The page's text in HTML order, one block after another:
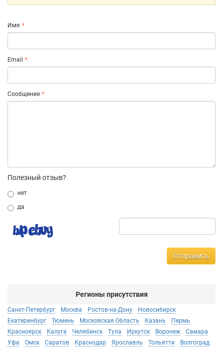
Имя
Email
Сообщение
Полезный отзыв?
нет
да
Отправить
Регионы присутствия
Санкт-Петербург Москва Ростов-на-Дону
Новосибирск
Екатеринбург
Тюмень Московская Область Казань
Пермь
Красноярск
Калуга Челябинск Тула Иркутск Воронеж
Самара
Уфа
Омск Саратов Краснодар Ярославль Тольятти
Волгоград